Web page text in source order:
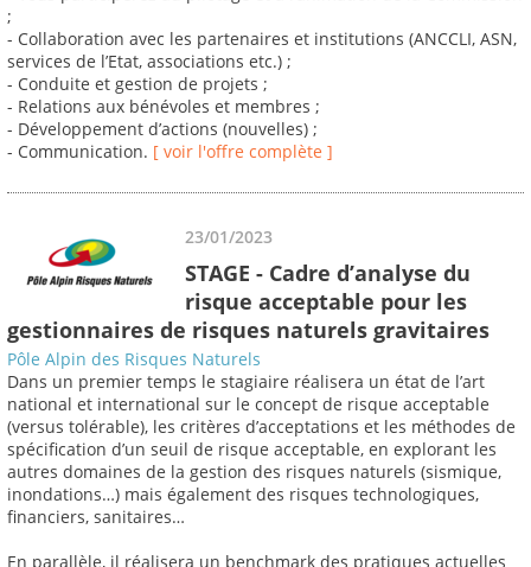
;
- Collaboration avec les partenaires et institutions (ANCCLI, ASN,
services de l’Etat, associations etc.) ;
- Conduite et gestion de projets ;
- Relations aux bénévoles et membres ;
- Développement d’actions (nouvelles) ;
- Communication. [ voir l'offre complète ]
23/01/2023
STAGE - Cadre d’analyse du
risque acceptable pour les
gestionnaires de risques naturels gravitaires
Pôle Alpin des Risques Naturels
Dans un premier temps le stagiaire réalisera un état de l’art
national et international sur le concept de risque acceptable
(versus tolérable), les critères d’acceptations et les méthodes de
spécification d’un seuil de risque acceptable, en explorant les
autres domaines de la gestion des risques naturels (sismique,
inondations…) mais également des risques technologiques,
financiers, sanitaires…
En parallèle, il réalisera un benchmark des pratiques actuelles